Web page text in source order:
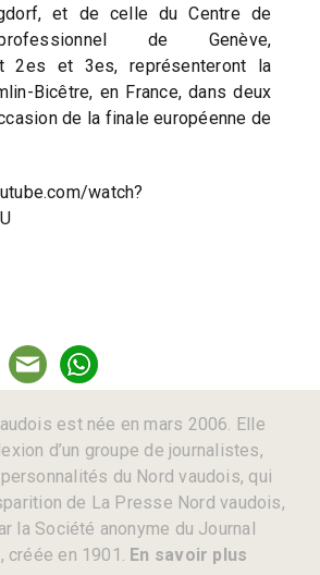
et de celle du Centre de
de Genève,
2es et 3es, représenteront la
Bicêtre, en France, dans deux
de la finale européenne de
watch?
est née en mars 2006. Elle
d’un groupe de journalistes,
du Nord vaudois, qui
de La Presse Nord vaudois,
la Société anonyme du Journal
créée en 1901. En savoir plus